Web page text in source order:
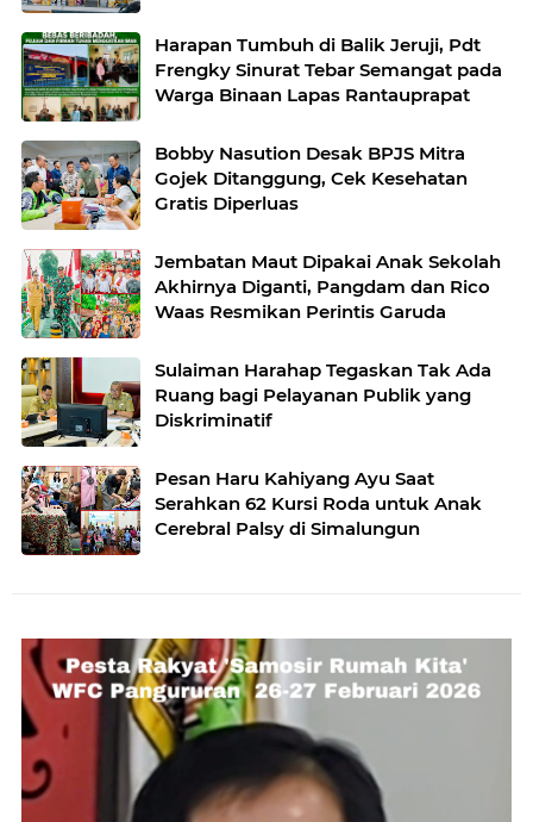
Harapan Tumbuh di Balik Jeruji, Pdt
Frengky Sinurat Tebar Semangat pada
Warga Binaan Lapas Rantauprapat
Bobby Nasution Desak BPJS Mitra
Gojek Ditanggung, Cek Kesehatan
Gratis Diperluas
Jembatan Maut Dipakai Anak Sekolah
Akhirnya Diganti, Pangdam dan Rico
Waas Resmikan Perintis Garuda
Sulaiman Harahap Tegaskan Tak Ada
Ruang bagi Pelayanan Publik yang
Diskriminatif
Pesan Haru Kahiyang Ayu Saat
Serahkan 62 Kursi Roda untuk Anak
Cerebral Palsy di Simalungun